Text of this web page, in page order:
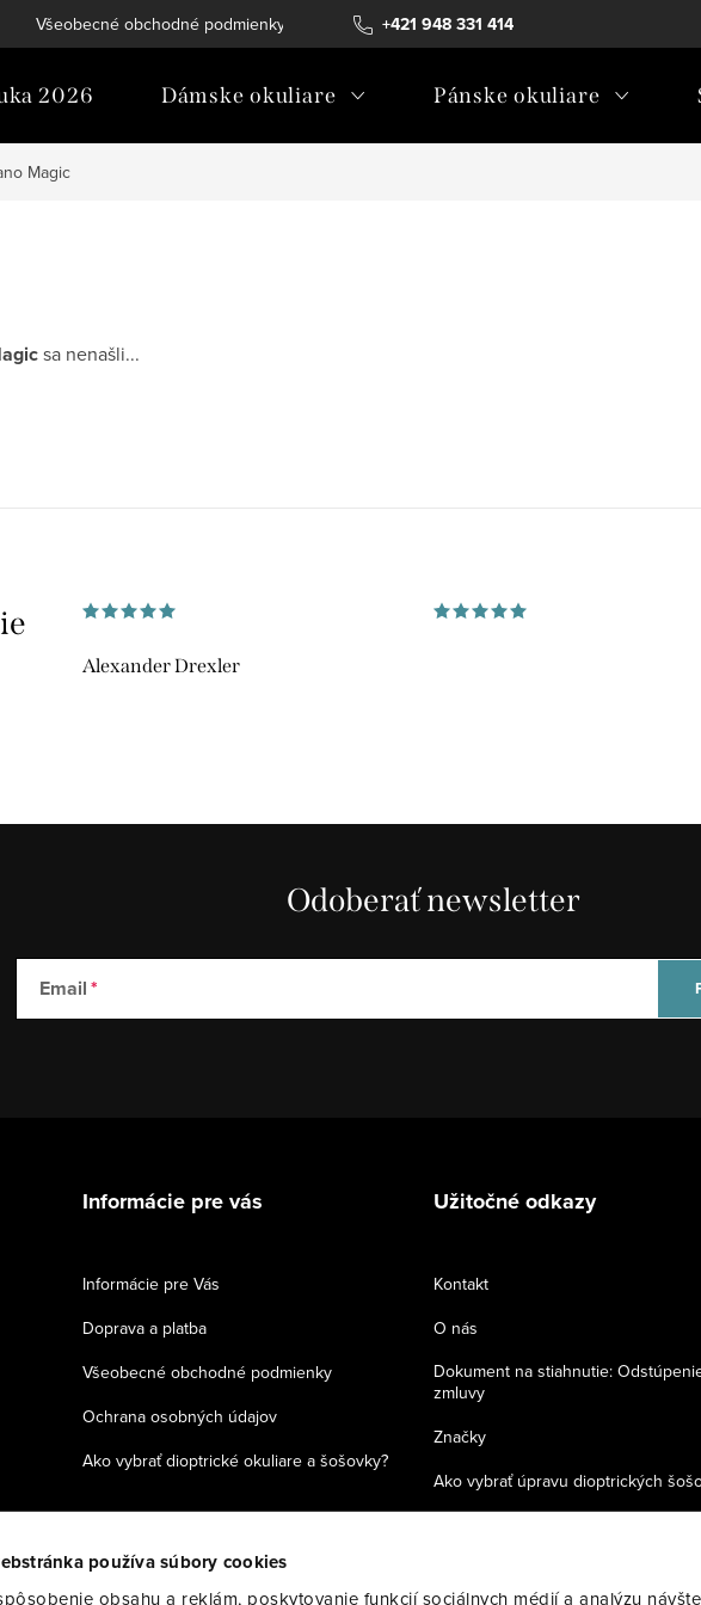
používa súbory cookies
obsahu a reklám, poskytovanie funkcií sociálnych médií a analýzu
+421 948 331 414
Všeobecné obchodné podmienky Ochrana osobných údajov
2026 Dámske okuliare Pánske okuliare
Magic
sa nenašli...
Alexander Drexler
Odoberať newsletter
Email
Informácie pre vás
Informácie pre Vás
Doprava a platba
Všeobecné obchodné podmienky
Ochrana osobných údajov
Ako vybrať dioptrické okuliare a šošovky?
Užitočné odkazy
Kontakt
O nás
Dokument na stiahnutie:
zmluvy
Značky
Ako vybrať úpravu dioptrických